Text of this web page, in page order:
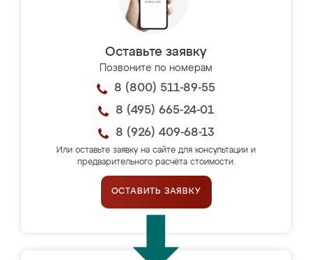
Оставьте заявку
Позвоните по номерам
8 (800) 511-89-55
8 (495) 665-24-01
8 (926) 409-68-13
Или оставьте заявку на сайте для консультации и
предварительного расчёта стоимости.
ОСТАВИТЬ ЗАЯВКУ